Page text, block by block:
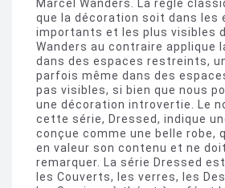
Marcel Wanders. La règle
que la décoration soit dans les
importants et les plus visibles
Wanders au contraire applique
dans des espaces restreints,
parfois même dans des
pas visibles, si bien que nous
une décoration introvertie. Le
cette série, Dressed, indique
conçue comme une belle robe,
en valeur son contenu et ne
remarquer. La série Dressed
les Couverts, les verres, les